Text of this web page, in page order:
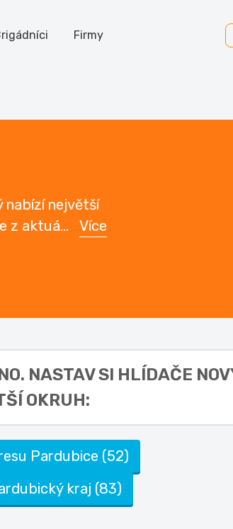
Firmy
nabízí největší
z aktuá... Více
NASTAV SI HLÍDAČE
OKRUH:
Pardubice (52)
kraj (83)